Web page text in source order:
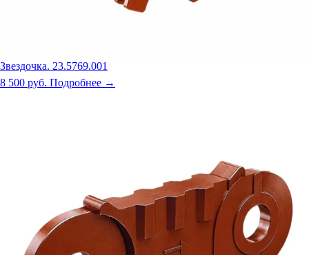
Звездочка. 23.5769.001
8 500 руб. Подробнее →